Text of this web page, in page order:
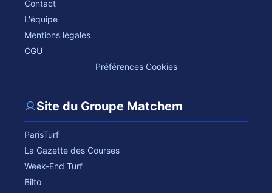
Contact
L'équipe
Mentions légales
CGU
Préférences Cookies
Site du Groupe Matchem
ParisTurf
La Gazette des Courses
Week-End Turf
Bilto